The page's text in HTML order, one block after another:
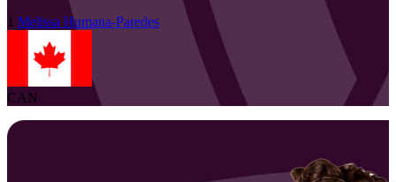
1 Melissa Humana-Paredes
CAN